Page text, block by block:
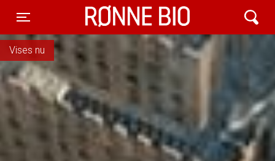
Toggle navigation
Rønne Bio
Vises nu